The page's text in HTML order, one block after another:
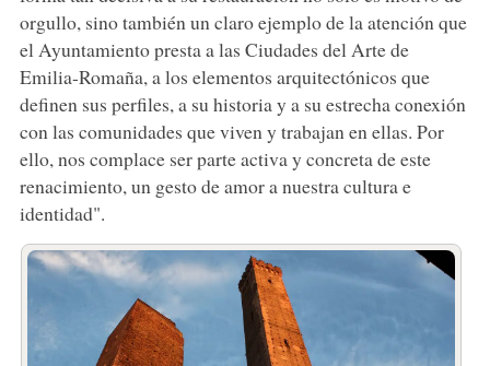
orgullo, sino también un claro ejemplo de la atención que
el Ayuntamiento presta a las Ciudades del Arte de
Emilia-Romaña, a los elementos arquitectónicos que
definen sus perfiles, a su historia y a su estrecha conexión
con las comunidades que viven y trabajan en ellas. Por
ello, nos complace ser parte activa y concreta de este
renacimiento, un gesto de amor a nuestra cultura e
identidad".